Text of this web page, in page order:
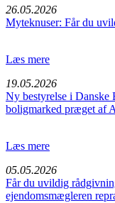
26.05.2026
Myteknuser: Får du
Læs mere
19.05.2026
Ny bestyrelse i Danske
boligmarked præget af
Læs mere
05.05.2026
Får du uvildig
ejendomsmægleren